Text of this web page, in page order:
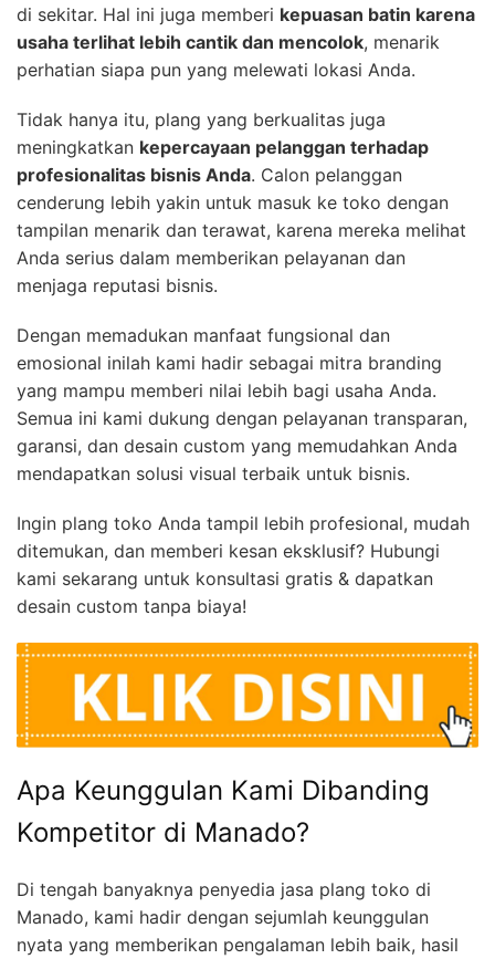
di sekitar. Hal ini juga memberi kepuasan batin karena
usaha terlihat lebih cantik dan mencolok, menarik
perhatian siapa pun yang melewati lokasi Anda.
Tidak hanya itu, plang yang berkualitas juga
meningkatkan kepercayaan pelanggan terhadap
profesionalitas bisnis Anda. Calon pelanggan
cenderung lebih yakin untuk masuk ke toko dengan
tampilan menarik dan terawat, karena mereka melihat
Anda serius dalam memberikan pelayanan dan
menjaga reputasi bisnis.
Dengan memadukan manfaat fungsional dan
emosional inilah kami hadir sebagai mitra branding
yang mampu memberi nilai lebih bagi usaha Anda.
Semua ini kami dukung dengan pelayanan transparan,
garansi, dan desain custom yang memudahkan Anda
mendapatkan solusi visual terbaik untuk bisnis.
Ingin plang toko Anda tampil lebih profesional, mudah
ditemukan, dan memberi kesan eksklusif? Hubungi
kami sekarang untuk konsultasi gratis & dapatkan
desain custom tanpa biaya!
Apa Keunggulan Kami Dibanding
Kompetitor di Manado?
Di tengah banyaknya penyedia jasa plang toko di
Manado, kami hadir dengan sejumlah keunggulan
nyata yang memberikan pengalaman lebih baik, hasil